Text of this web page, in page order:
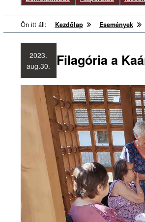
Ön itt áll: Kezdőlap Események
Filagória a
2023.
aug.30.